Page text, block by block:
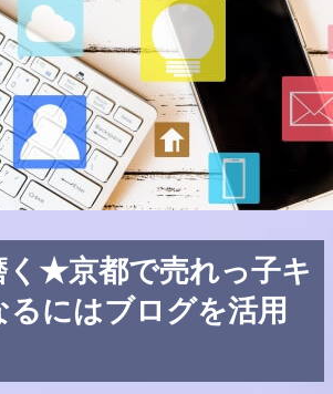
く★京都で売れっ子キ
るにはブログを活用